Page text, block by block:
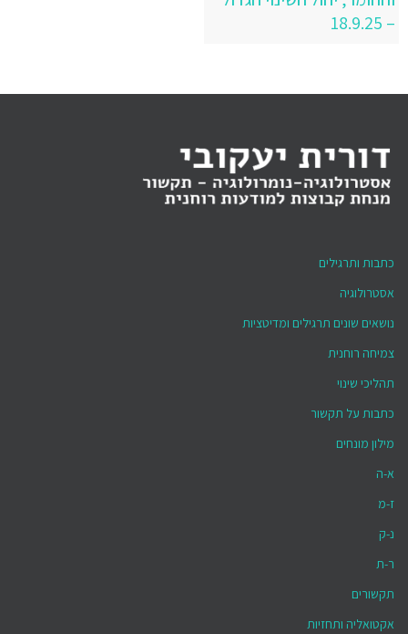
– 18.9.25
כתבות ותרגילים
אסטרולוגיה
נושאים שונים תרגילים ומדיטציות
צמיחה רוחנית
תהליכי שינוי
כתבות על תקשור
מילון מונחים
א-ה
ז-מ
נ-ק
ר-ת
תקשורים
אקטואליה ותחזיות